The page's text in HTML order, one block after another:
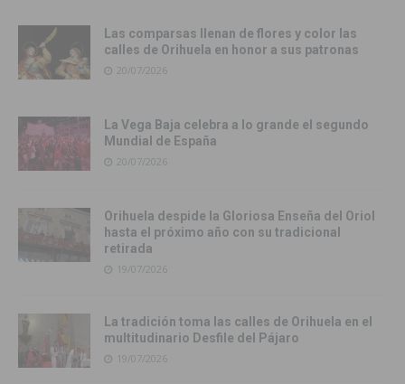
Las comparsas llenan de flores y color las
calles de Orihuela en honor a sus patronas
20/07/2026
La Vega Baja celebra a lo grande el segundo
Mundial de España
20/07/2026
Orihuela despide la Gloriosa Enseña del Oriol
hasta el próximo año con su tradicional
retirada
19/07/2026
La tradición toma las calles de Orihuela en el
multitudinario Desfile del Pájaro
19/07/2026